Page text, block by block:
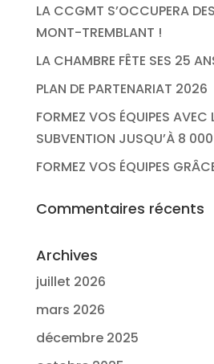
LA CCGMT S’OCCUPERA
MONT-TREMBLANT !
LA CHAMBRE FÊTE SES 25
PLAN DE PARTENARIAT 2026
FORMEZ VOS ÉQUIPES AVEC
SUBVENTION JUSQU’À 8
FORMEZ VOS ÉQUIPES
Commentaires récents
Archives
juillet 2026
mars 2026
décembre 2025